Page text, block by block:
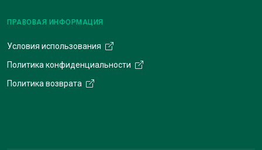
ПРАВОВАЯ ИНФОРМАЦИЯ
Условия использования
Политика конфиденциальности
Политика возврата